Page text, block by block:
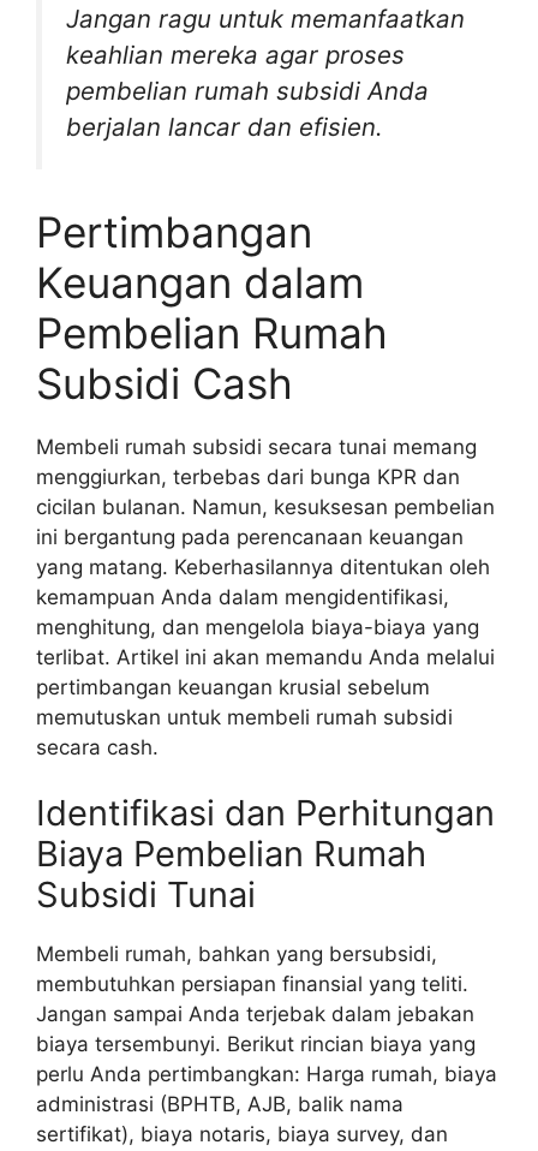
Jangan ragu untuk memanfaatkan
keahlian mereka agar proses
pembelian rumah subsidi Anda
berjalan lancar dan efisien.
Pertimbangan
Keuangan dalam
Pembelian Rumah
Subsidi Cash
Membeli rumah subsidi secara tunai memang
menggiurkan, terbebas dari bunga KPR dan
cicilan bulanan. Namun, kesuksesan pembelian
ini bergantung pada perencanaan keuangan
yang matang. Keberhasilannya ditentukan oleh
kemampuan Anda dalam mengidentifikasi,
menghitung, dan mengelola biaya-biaya yang
terlibat. Artikel ini akan memandu Anda melalui
pertimbangan keuangan krusial sebelum
memutuskan untuk membeli rumah subsidi
secara cash.
Identifikasi dan Perhitungan
Biaya Pembelian Rumah
Subsidi Tunai
Membeli rumah, bahkan yang bersubsidi,
membutuhkan persiapan finansial yang teliti.
Jangan sampai Anda terjebak dalam jebakan
biaya tersembunyi. Berikut rincian biaya yang
perlu Anda pertimbangkan: Harga rumah, biaya
administrasi (BPHTB, AJB, balik nama
sertifikat), biaya notaris, biaya survey, dan